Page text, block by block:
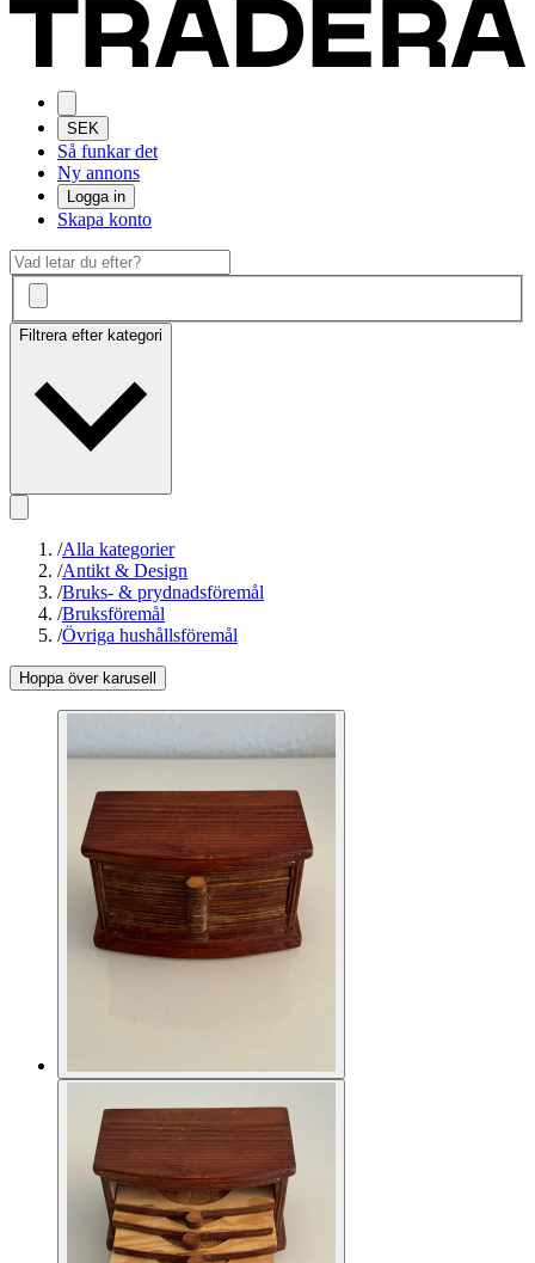
SEK
Så funkar det
Ny annons
Logga in
Skapa konto
Filtrera efter kategori
/Alla kategorier
/Antikt & Design
/Bruks- & prydnadsföremål
/Bruksföremål
/Övriga hushållsföremål
Hoppa över karusell